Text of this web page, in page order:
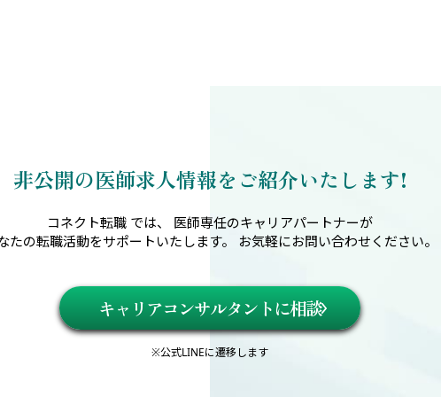
非公開の医師求人情報を ご紹介いたします!
コネクト転職 では、 医師専任のキャリアパートナーが
たの転職活動をサポートいたします。 お気軽にお問い合わせください。
キャリアコンサルタントに相談
※公式LINEに遷移します